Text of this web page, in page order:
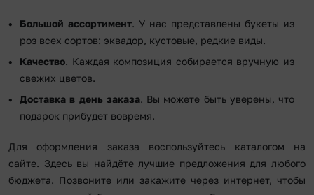
Большой ассортимент. У нас представлены букеты из
роз всех сортов: эквадор, кустовые, редкие виды.
Качество. Каждая композиция собирается вручную из
свежих цветов.
Доставка в день заказа. Вы можете быть уверены, что
подарок прибудет вовремя.
Для оформления заказа воспользуйтесь каталогом на
сайте. Здесь вы найдёте лучшие предложения для любого
бюджета. Позвоните или закажите через интернет, чтобы